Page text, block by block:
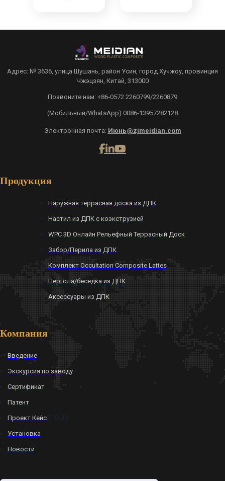
Адрес: № 3636, улица Шушань, район Усин, город Хучжоу, провинция
Чжэцзян, Китай, 313000
Позвоните нам: +86-0572 2260799/2260879
(Мобильный/WhatsApp) 0086-13957282128
Электронная почта: Июнь@zjmeidian.com
Продукция
Наружная террасная доска из ДПК
Настил из ДПК с коэкструзией
WPC 3D Онлайн Рельефный Террасный Доск
Забор/Перила из ДПК
Комплект Occultation Composite Lattes
Пергола/беседка из ДПК
Аксессуары из ДПК
Компания
Введение
Экскурсия по заводу
Сертификат
Патент
Проект Кейс$10.00
Установка
Новости